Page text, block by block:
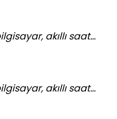
akıllı saat...
akıllı saat...